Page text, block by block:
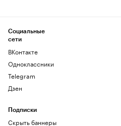
Социальные
сети
ВКонтакте
Одноклассники
Telegram
Дзен
Подписки
Скрыть баннеры